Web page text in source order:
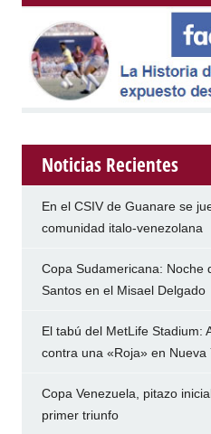
Noticias Recientes
En el CSIV de Guanare se
comunidad italo-venezolana
Copa Sudamericana: Noche
Santos en el Misael Delgado
El tabú del MetLife Stadium:
contra una «Roja» en Nueva
Copa Venezuela, pitazo
primer triunfo